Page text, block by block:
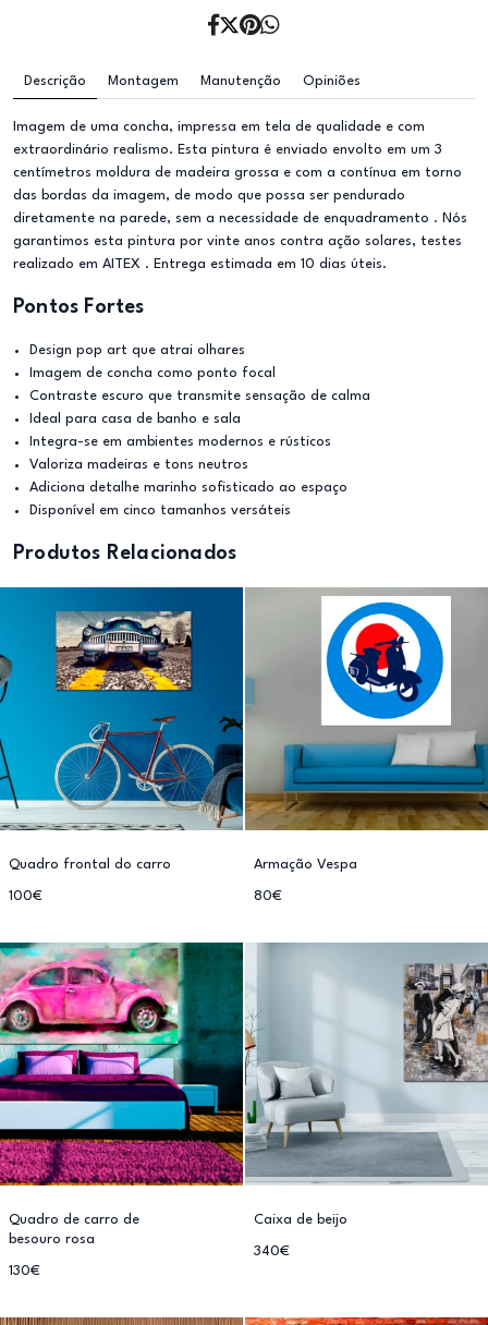
Descrição Montagem Manutenção Opiniões
Imagem de uma concha, impressa em tela de qualidade e com
extraordinário realismo. Esta pintura é enviado envolto em um 3
centímetros moldura de madeira grossa e com a contínua em torno
das bordas da imagem, de modo que possa ser pendurado
diretamente na parede, sem a necessidade de enquadramento . Nós
garantimos esta pintura por vinte anos contra ação solares, testes
realizado em AITEX . Entrega estimada em 10 dias úteis.
Pontos Fortes
Design pop art que atrai olhares
Imagem de concha como ponto focal
Contraste escuro que transmite sensação de calma
Ideal para casa de banho e sala
Integra-se em ambientes modernos e rústicos
Valoriza madeiras e tons neutros
Adiciona detalhe marinho sofisticado ao espaço
Disponível em cinco tamanhos versáteis
Produtos Relacionados
Quadro frontal do carro
100€
Armação Vespa
80€
Quadro de carro de
besouro rosa
130€
Caixa de beijo
340€